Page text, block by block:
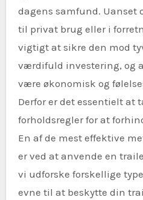
dagens samfund. Uanset
til privat brug eller i
vigtigt at sikre den mod
værdifuld investering, og
være økonomisk og
Derfor er det essentielt at
forholdsregler for at
En af de mest effektive
er ved at anvende en
vi udforske forskellige
evne til at beskytte din